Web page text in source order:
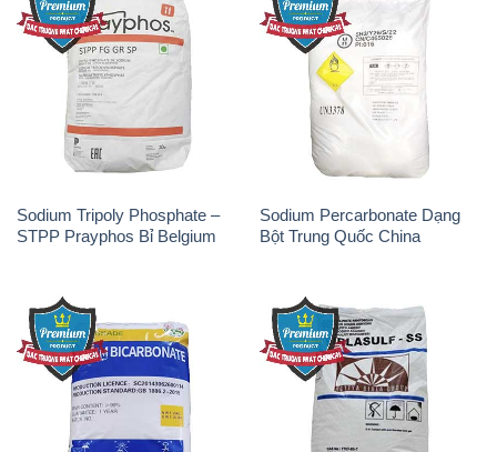
Sodium Tripoly Phosphate –
STPP Prayphos Bỉ Belgium
Sodium Percarbonate Dạng
Bột Trung Quốc China
Sodium Bicarbonate – Bicar
NaHCO3 Hunan Trung Quốc
Natri Sunphit – NA2SO3 Thái